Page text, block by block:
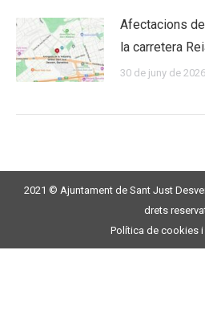
Afectacions
la carretera
30 de juny de 2026
2021 © Ajuntament de Sant Just
drets
Política de cookiesi